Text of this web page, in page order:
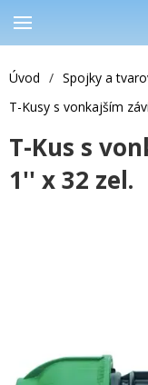
Úvod / Spojky a
T-Kusy s vonkajším
T-Kus s
1'' x 32 zel.